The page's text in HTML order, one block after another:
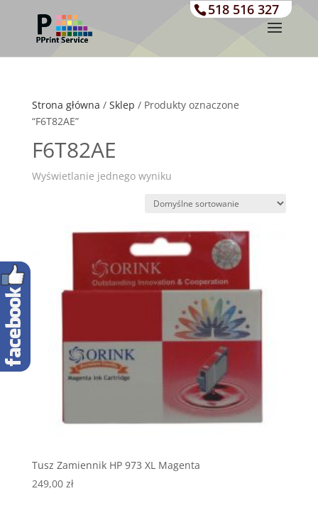
518 516 327
Strona główna / Sklep / Produkty oznaczone
“F6T82AE”
F6T82AE
Wyświetlanie jednego wyniku
Tusz Zamiennik HP 973 XL Magenta
249,00 zł